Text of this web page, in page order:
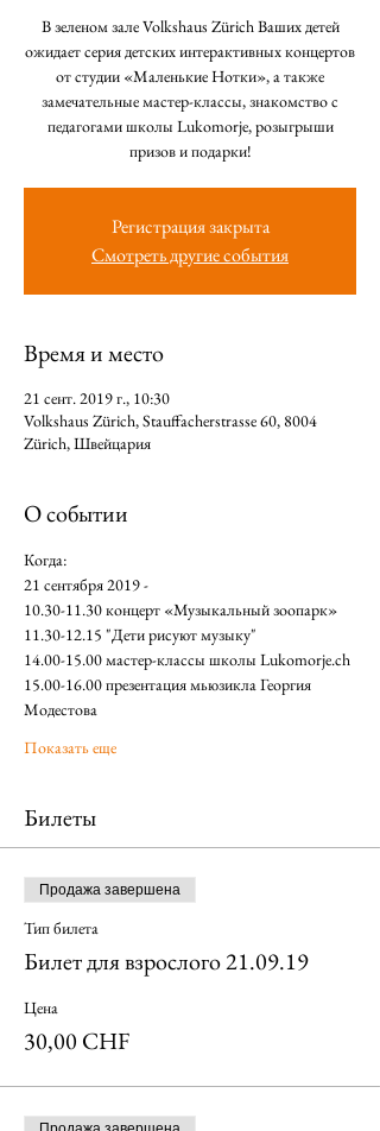
В зеленом зале Volkshaus Zürich Ваших детей
ожидает серия детских интерактивных концертов
от студии «Маленькие Нотки», а также
замечательные мастер-классы, знакомство с
педагогами школы Lukomorje, розыгрыши
призов и подарки!
Регистрация закрыта
Смотреть другие события
Время и место
21 сент. 2019 г., 10:30
Volkshaus Zürich, Stauffacherstrasse 60, 8004
Zürich, Швейцария
О событии
Когда:
21 сентября 2019 -
10.30-11.30 концерт «Музыкальный зоопарк»
11.30-12.15 "Дети рисуют музыку"
14.00-15.00 мастер-классы школы Lukomorje.ch
15.00-16.00 презентация мьюзикла Георгия
Модестова
Показать еще
Билеты
Продажа завершена
Тип билета
Билет для взрослого 21.09.19
Цена
30,00 CHF